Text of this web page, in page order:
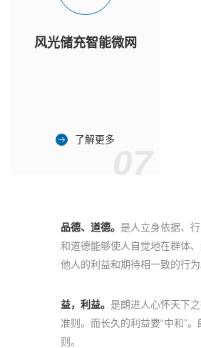
风光储充智能微网
了解更多
品德、道德。 是人立身依据、
和道德能够使人自觉地在群体
他人的利益和期待相一致的行为
益，利益。 是朗进人心怀天下
准则。而长久的利益要“中和”
则。